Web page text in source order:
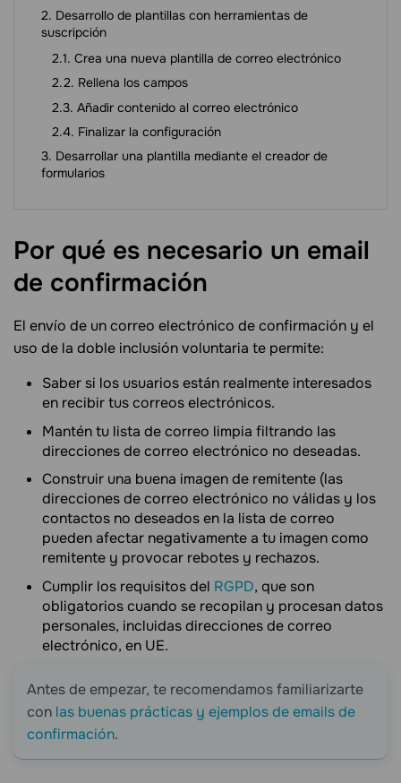
Desarrollo de plantillas con herramientas de
suscripción
Crea una nueva plantilla de correo electrónico
Rellena los campos
Añadir contenido al correo electrónico
Finalizar la configuración
Desarrollar una plantilla mediante el creador de
formularios
Por qué es necesario un email
de confirmación
El envío de un correo electrónico de confirmación y el
uso de la doble inclusión voluntaria te permite:
Saber si los usuarios están realmente interesados
en recibir tus correos electrónicos.
Mantén tu lista de correo limpia filtrando las
direcciones de correo electrónico no deseadas.
Construir una buena imagen de remitente (las
direcciones de correo electrónico no válidas y los
contactos no deseados en la lista de correo
pueden afectar negativamente a tu imagen como
remitente y provocar rebotes y rechazos.
Cumplir los requisitos del RGPD, que son
obligatorios cuando se recopilan y procesan datos
personales, incluidas direcciones de correo
electrónico, en UE.
Antes de empezar, te recomendamos familiarizarte
con las buenas prácticas y ejemplos de emails de
confirmación.